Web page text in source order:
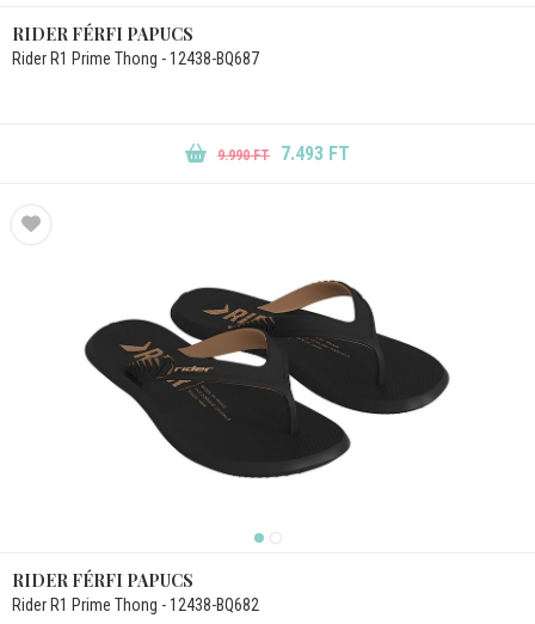
RIDER FÉRFI PAPUCS
Rider R1 Prime Thong - 12438-BQ687
9.990 FT 7.493 FT
RIDER FÉRFI PAPUCS
Rider R1 Prime Thong - 12438-BQ682